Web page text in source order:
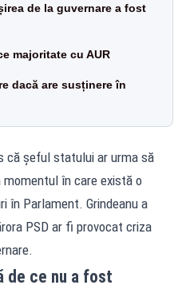
de la guvernare a fost
majoritate cu AUR
dacă are susținere în
că șeful statului ar urma să
momentul în care există o
în Parlament. Grindeanu a
PSD ar fi provocat criza
de ce nu a fost